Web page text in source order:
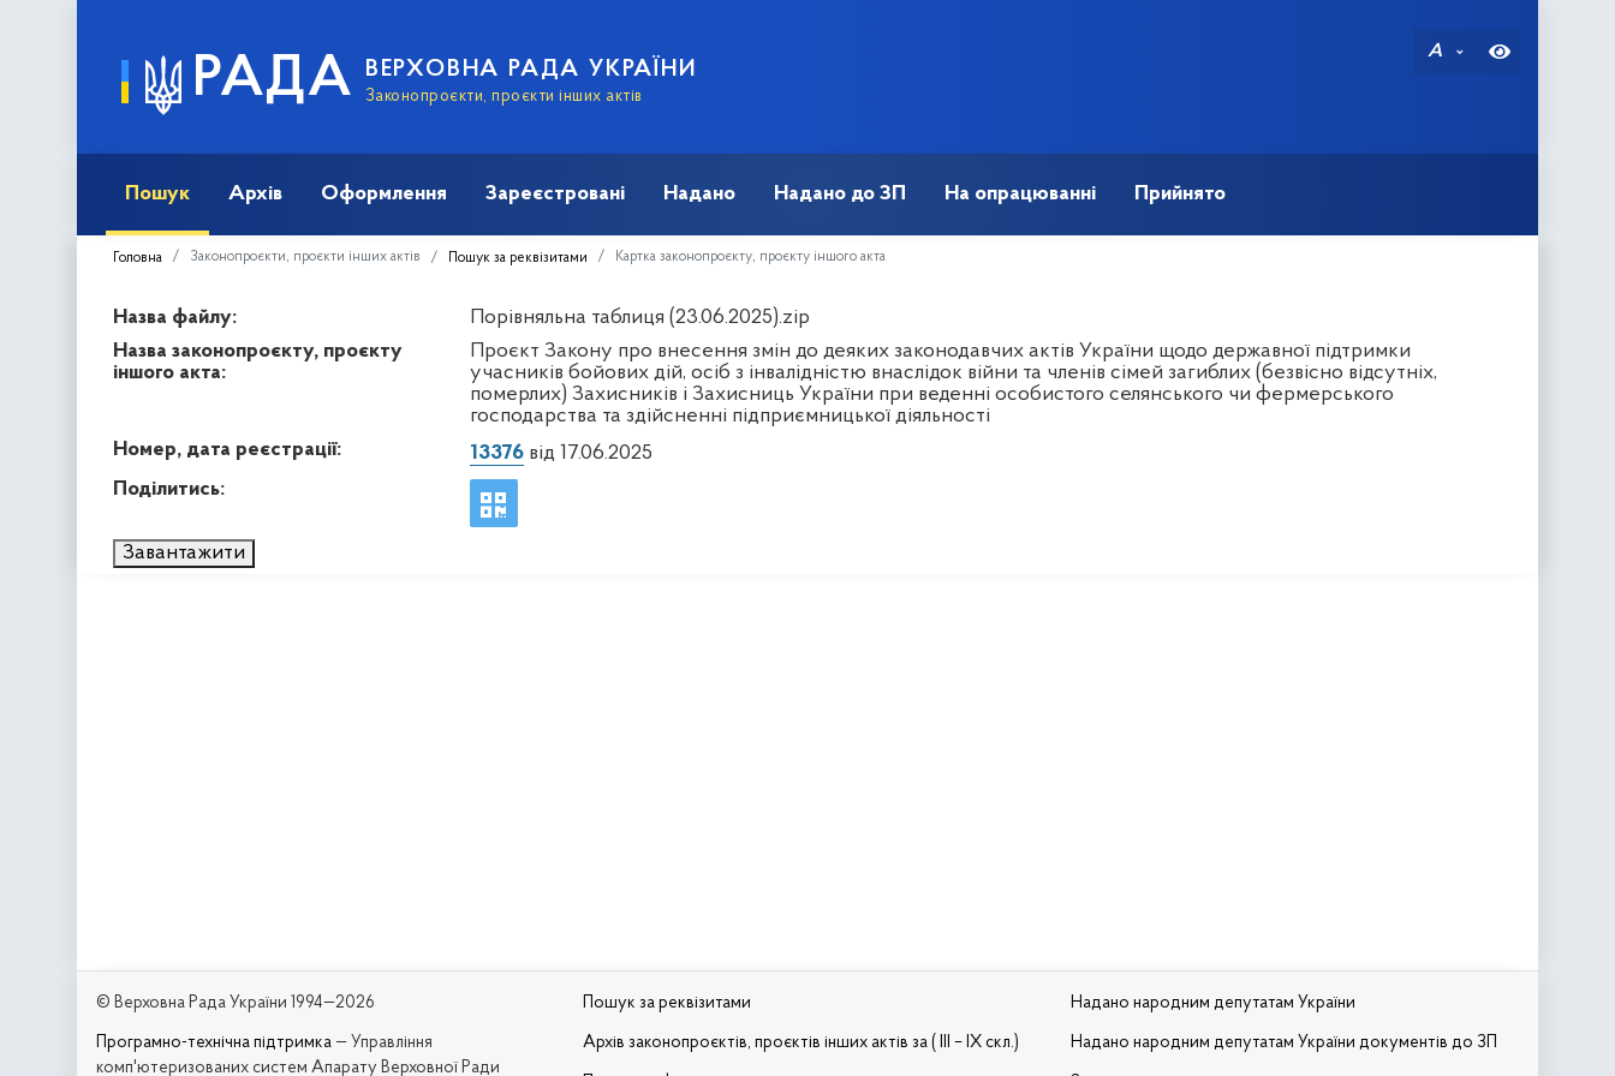
РАДА ВЕРХОВНА РАДА УКРАЇНИ
Законопроєкти, проєкти інших актів
A
Пошук Архів Оформлення Зареєстровані Надано Надано до ЗП На опрацюванні Прийнято
Головна Законопроєкти, проєкти інших актів Пошук за реквізитами Картка законопроєкту, проєкту іншого акта
Назва файлу:
Порівняльна таблиця (23.06.2025).zip
Назва законопроєкту, проєкту
іншого акта:
Проєкт Закону про внесення змін до деяких законодавчих актів України щодо державної підтримки
учасників бойових дій, осіб з інвалідністю внаслідок війни та членів сімей загиблих (безвісно відсутніх,
померлих) Захисників і Захисниць України при веденні особистого селянського чи фермерського
господарства та здійсненні підприємницької діяльності
Номер, дата реєстрації:
13376від 17.06.2025
Поділитись:
Завантажити
© Верховна Рада України 1994—2026
Програмно-технічна підтримка — Управління
комп'ютеризованих систем Апарату Верховної Ради
Пошук за реквізитами
Архів законопроєктів, проєктів інших актів за ( III – IX скл.)
Надано народним депутатам України
Надано народним депутатам України документів до ЗП